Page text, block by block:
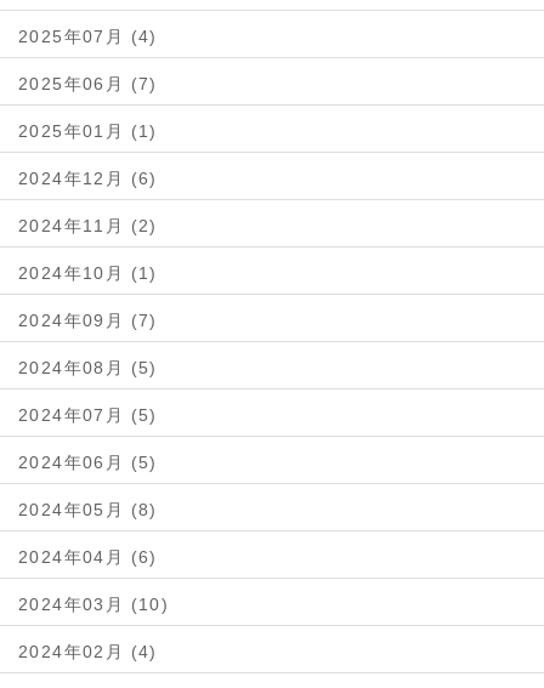
2025年07月 (4)
2025年06月 (7)
2025年01月 (1)
2024年12月 (6)
2024年11月 (2)
2024年10月 (1)
2024年09月 (7)
2024年08月 (5)
2024年07月 (5)
2024年06月 (5)
2024年05月 (8)
2024年04月 (6)
2024年03月 (10)
2024年02月 (4)